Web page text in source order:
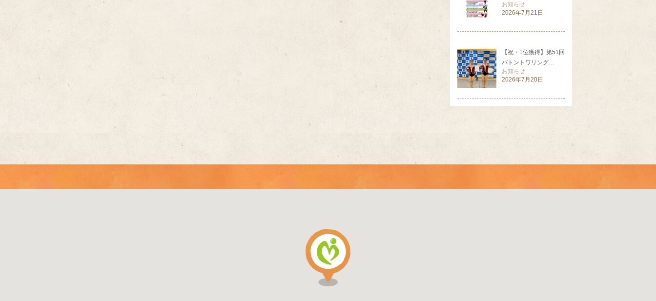
お知らせ
2026年7月21日
【祝・1位獲得】第51回
バトントワリング…
お知らせ
2026年7月20日